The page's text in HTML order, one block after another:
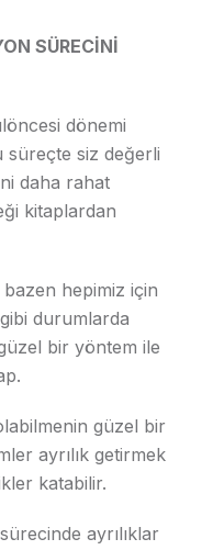
SÜRECİNİ
dönemi
süreçte siz değerli
daha rahat
kitaplardan
bazen hepimiz için
durumlarda
bir yöntem ile
güzel bir
ayrılık getirmek
katabilir.
ayrılıklar